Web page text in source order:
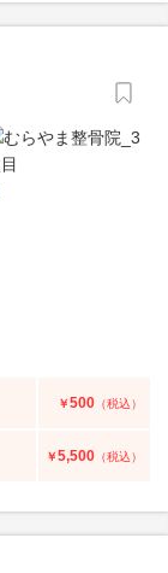
￥500 （税込）
￥5,500 （税込）